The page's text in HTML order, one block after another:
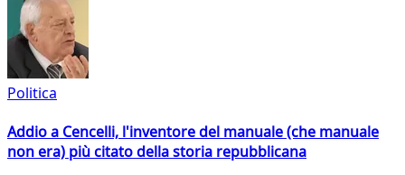
Politica
Addio a Cencelli, l'inventore del manuale (che manuale
non era) più citato della storia repubblicana